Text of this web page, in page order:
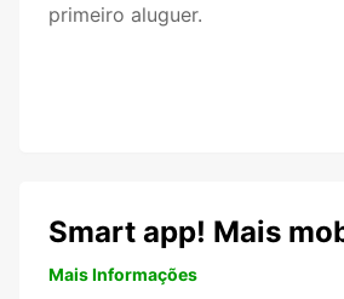
primeiro aluguer.
Smart app! Mais
Mais Informações